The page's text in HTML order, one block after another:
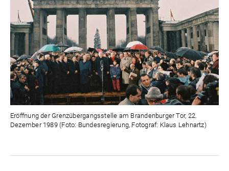
Eröffnung der Grenzübergangsstelle am Brandenburger Tor, 22.
Dezember 1989 (Foto: Bundesregierung, Fotograf: Klaus Lehnartz)